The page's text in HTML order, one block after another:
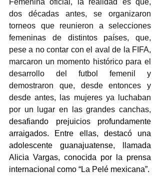
Femenina oficial, la realidad es que,
dos décadas antes, se organizaron
torneos que reunieron a selecciones
femeninas de distintos países, que,
pese a no contar con el aval de la FIFA,
marcaron un momento histórico para el
desarrollo del futbol femenil y
demostraron que, desde entonces y
desde antes, las mujeres ya luchaban
desafiando prejuicios profundamente
arraigados. Entre ellas, destacó una
adolescente guanajuatense, llamada
Alicia Vargas, conocida por la prensa